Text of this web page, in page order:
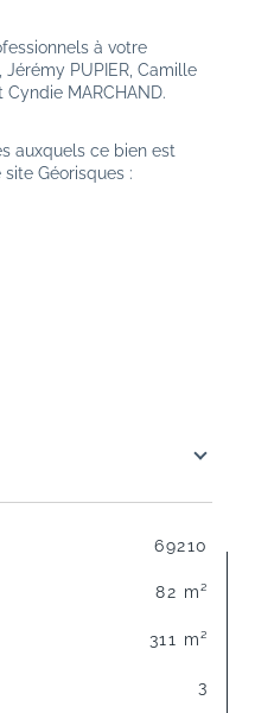
à votre
Jérémy PUPIER, Camille
Cyndie MARCHAND.
auxquels ce bien est
Géorisques :
69210
82 m²
311 m²
3